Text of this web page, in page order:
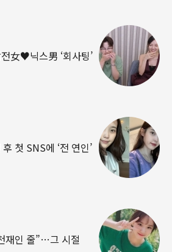
女♥닉스男 ‘회사팅’
첫 SNS에 ‘전 연인’
재인 줄”…그 시절